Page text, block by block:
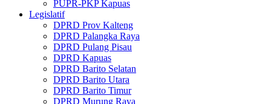
PUPR-PKP Kapuas
Legislatif
DPRD Prov Kalteng
DPRD Palangka Raya
DPRD Pulang Pisau
DPRD Kapuas
DPRD Barito Selatan
DPRD Barito Utara
DPRD Barito Timur
DPRD Murung Raya